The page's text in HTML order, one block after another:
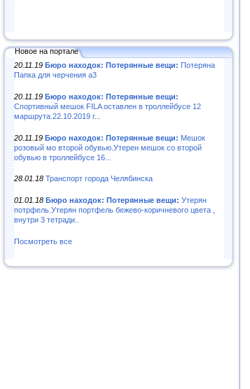
Новое на портале
20.11.19 Бюро находок: Потерянные вещи: Потеряна
Папка для черчения а3
20.11.19 Бюро находок: Потерянные вещи:
Спортивный мешок FILA оставлен в троллейбусе 12
маршрута.22.10.2019 г...
20.11.19 Бюро находок: Потерянные вещи: Мешок
розовый мо второй обувью.Утерен мешок со второй
обувью в троллейбусе 16...
28.01.18 Транспорт города Челябинска
01.01.18 Бюро находок: Потерянные вещи: Утерян
потрфель.Утерян портфель бежево-коричневого цвета ,
внутри 3 тетради..
Посмотреть все